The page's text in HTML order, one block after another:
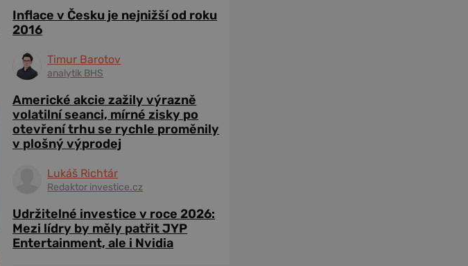
Inflace v Česku je nejnižší od roku
2016
Timur Barotov
analytik BHS
Americké akcie zažily výrazně
volatilní seanci, mírné zisky po
otevření trhu se rychle proměnily
v plošný výprodej
Lukáš Richtár
Redaktor investice.cz
Udržitelné investice v roce 2026:
Mezi lídry by měly patřit JYP
Entertainment, ale i Nvidia